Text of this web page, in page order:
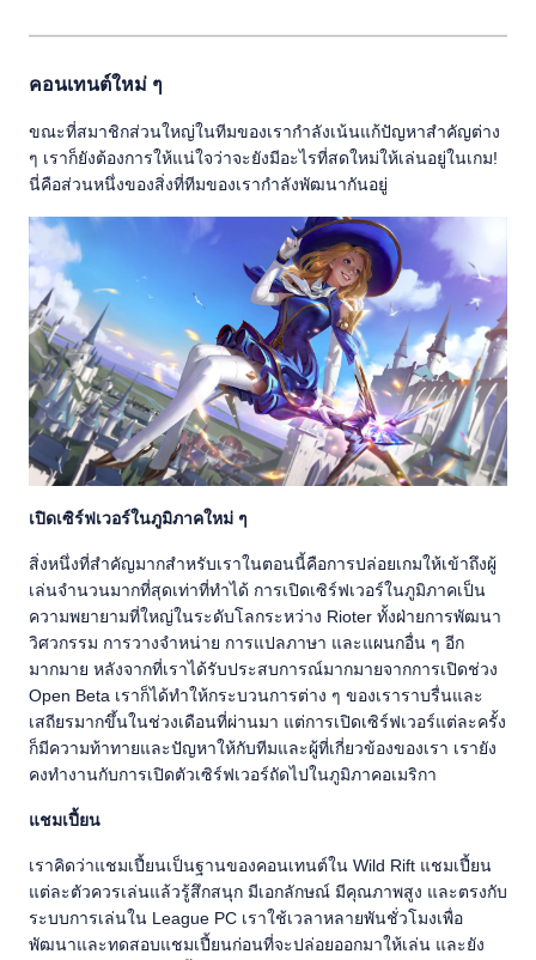
คอนเทนต์ใหม่ ๆ
ขณะที่สมาชิกส่วนใหญ่ในทีมของเรากำลังเน้นแก้ปัญหาสำคัญต่าง
ๆ เราก็ยังต้องการให้แน่ใจว่าจะยังมีอะไรที่สดใหม่ให้เล่นอยู่ในเกม!
นี่คือส่วนหนึ่งของสิ่งที่ทีมของเรากำลังพัฒนากันอยู่
เปิดเซิร์ฟเวอร์ในภูมิภาคใหม่ ๆ
สิ่งหนึ่งที่สำคัญมากสำหรับเราในตอนนี้คือการปล่อยเกมให้เข้าถึงผู้
เล่นจำนวนมากที่สุดเท่าที่ทำได้ การเปิดเซิร์ฟเวอร์ในภูมิภาคเป็น
ความพยายามที่ใหญ่ในระดับโลกระหว่าง Rioter ทั้งฝ่ายการพัฒนา
วิศวกรรม การวางจำหน่าย การแปลภาษา และแผนกอื่น ๆ อีก
มากมาย หลังจากที่เราได้รับประสบการณ์มากมายจากการเปิดช่วง
Open Beta เราก็ได้ทำให้กระบวนการต่าง ๆ ของเราราบรื่นและ
เสถียรมากขึ้นในช่วงเดือนที่ผ่านมา แต่การเปิดเซิร์ฟเวอร์แต่ละครั้ง
ก็มีความท้าทายและปัญหาให้กับทีมและผู้ที่เกี่ยวข้องของเรา เรายัง
คงทำงานกับการเปิดตัวเซิร์ฟเวอร์ถัดไปในภูมิภาคอเมริกา
แชมเปี้ยน
เราคิดว่าแชมเปี้ยนเป็นฐานของคอนเทนต์ใน Wild Rift แชมเปี้ยน
แต่ละตัวควรเล่นแล้วรู้สึกสนุก มีเอกลักษณ์ มีคุณภาพสูง และตรงกับ
ระบบการเล่นใน League PC เราใช้เวลาหลายพันชั่วโมงเพื่อ
พัฒนาและทดสอบแชมเปี้ยนก่อนที่จะปล่อยออกมาให้เล่น และยัง